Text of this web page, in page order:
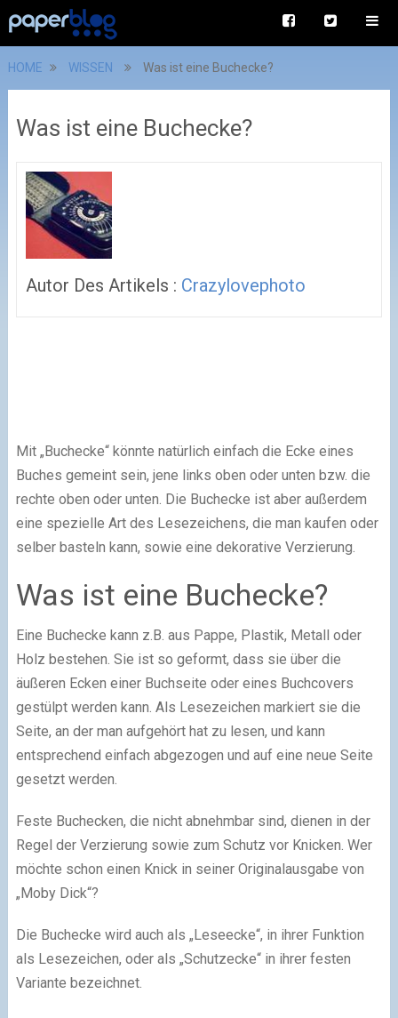
HOME WISSEN Was ist eine Buchecke?
Was ist eine Buchecke?
Autor Des Artikels : Crazylovephoto
Mit „Buchecke“ könnte natürlich einfach die Ecke eines
Buches gemeint sein, jene links oben oder unten bzw. die
rechte oben oder unten. Die Buchecke ist aber außerdem
eine spezielle Art des Lesezeichens, die man kaufen oder
selber basteln kann, sowie eine dekorative Verzierung.
Was ist eine Buchecke?
Eine Buchecke kann z.B. aus Pappe, Plastik, Metall oder
Holz bestehen. Sie ist so geformt, dass sie über die
äußeren Ecken einer Buchseite oder eines Buchcovers
gestülpt werden kann. Als Lesezeichen markiert sie die
Seite, an der man aufgehört hat zu lesen, und kann
entsprechend einfach abgezogen und auf eine neue Seite
gesetzt werden.
Feste Buchecken, die nicht abnehmbar sind, dienen in der
Regel der Verzierung sowie zum Schutz vor Knicken. Wer
möchte schon einen Knick in seiner Originalausgabe von
„Moby Dick“?
Die Buchecke wird auch als „Leseecke“, in ihrer Funktion
als Lesezeichen, oder als „Schutzecke“ in ihrer festen
Variante bezeichnet.